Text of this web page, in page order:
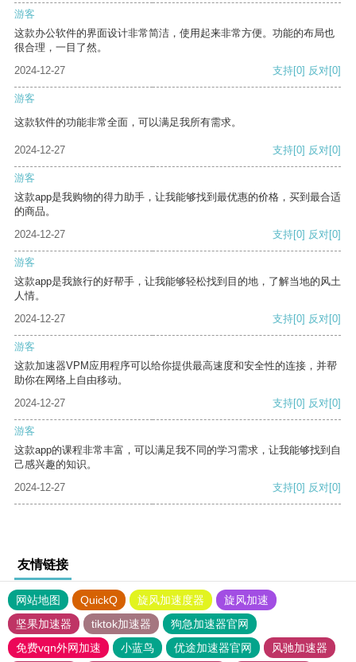
游客
这款办公软件的界面设计非常简洁，使用起来非常方便。功能的布局也
很合理，一目了然。
2024-12-27
支持[0] 反对[0]
游客
这款软件的功能非常全面，可以满足我所有需求。
2024-12-27 支持[0] 反对[0]
游客
这款app是我购物的得力助手，让我能够找到最优惠的价格，买到最合适
的商品。
2024-12-27
支持[0] 反对[0]
游客
这款app是我旅行的好帮手，让我能够轻松找到目的地，了解当地的风土
人情。
2024-12-27
支持[0] 反对[0]
游客
这款加速器VPM应用程序可以给你提供最高速度和安全性的连接，并帮
助你在网络上自由移动。
2024-12-27
支持[0] 反对[0]
游客
这款app的课程非常丰富，可以满足我不同的学习需求，让我能够找到自
己感兴趣的知识。
2024-12-27
支持[0] 反对[0]
友情链接
网站地图 QuickQ 旋风加速度器
旋风加速
坚果加速器
tiktok加速器
狗急加速器官网
免费vqn外网加速
小蓝鸟 优途加速器官网
风驰加速器